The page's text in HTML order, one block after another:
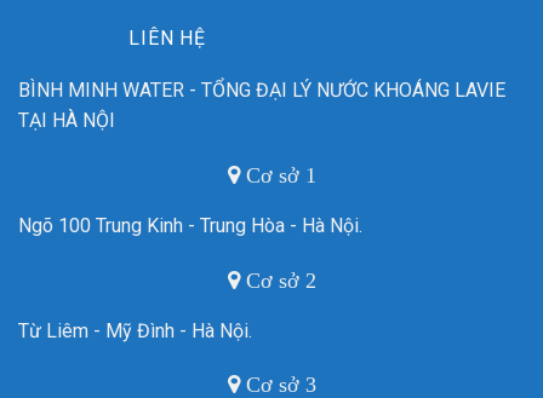
LIÊN HỆ
BÌNH MINH WATER - TỔNG ĐẠI LÝ NƯỚC KHOÁNG LAVIE
TẠI HÀ NỘI
Cơ sở 1
Ngõ 100 Trung Kinh - Trung Hòa - Hà Nội.
Cơ sở 2
Từ Liêm - Mỹ Đình - Hà Nội.
Cơ sở 3